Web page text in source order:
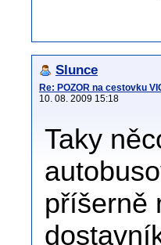
Slunce
Re: POZOR na cestovku
10. 08. 2009 15:18
Taky
příšerně